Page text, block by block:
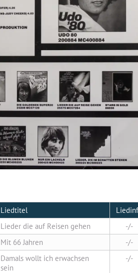
Lieder die auf Reisen gehen
-/-
Mit 66 Jahren
-/-
Damals wollt ich erwachsen
sein
-/-
Liedtitel